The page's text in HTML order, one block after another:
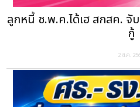
ลูกหนี้ ช.พ.ค.ได้เฮ สกสค. จั
กู้
2 ส.ค.